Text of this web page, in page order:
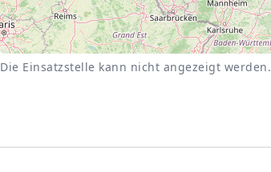
Die Einsatzstelle kann nicht angezeigt werden.